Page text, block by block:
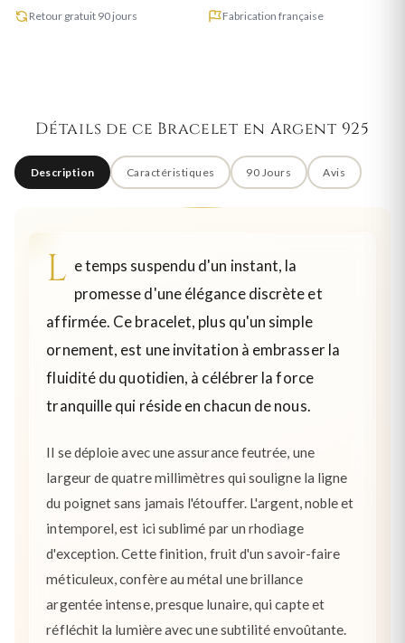
Retour gratuit 90 jours
Fabrication française
Détails de ce Bracelet en Argent 925
Description Caractéristiques 90 Jours Avis
L e temps suspendu d'un instant, la
promesse d'une élégance discrète et
affirmée. Ce bracelet, plus qu'un simple
ornement, est une invitation à embrasser la
fluidité du quotidien, à célébrer la force
tranquille qui réside en chacun de nous.
Il se déploie avec une assurance feutrée, une
largeur de quatre millimètres qui souligne la ligne
du poignet sans jamais l'étouffer. L'argent, noble et
intemporel, est ici sublimé par un rhodiage
d'exception. Cette finition, fruit d'un savoir-faire
méticuleux, confère au métal une brillance
argentée intense, presque lunaire, qui capte et
réfléchit la lumière avec une subtilité envoûtante.